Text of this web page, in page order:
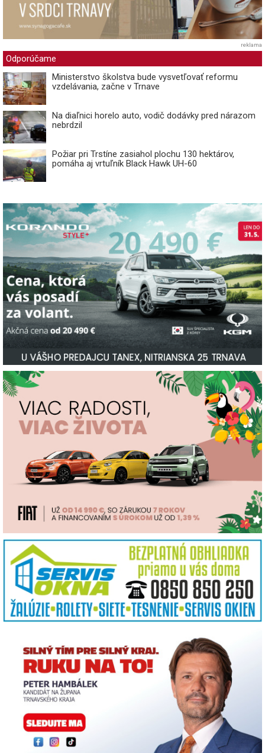
reklama
Odporúčame
Ministerstvo školstva bude vysvetľovať reformu
vzdelávania, začne v Trnave
Na diaľnici horelo auto, vodič dodávky pred nárazom
nebrdzil
Požiar pri Trstíne zasiahol plochu 130 hektárov,
pomáha aj vrtuľník Black Hawk UH-60